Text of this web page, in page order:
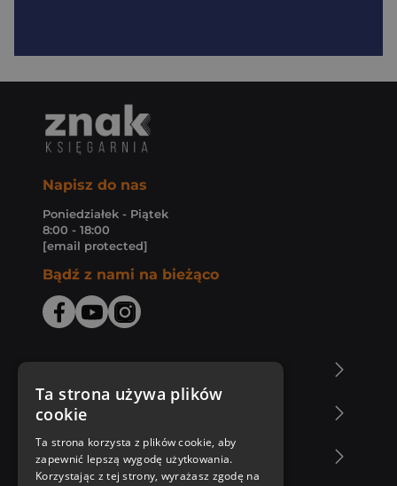
Napisz do nas
Poniedziałek - Piątek
8:00 - 18:00
[email protected]
Bądź z nami na bieżąco
Zakupy u nas
Nasza oferta
Ta strona używa plików
cookie
Ta strona korzysta z plików cookie, aby
zapewnić lepszą wygodę użytkowania.
Korzystając z tej strony, wyrażasz zgodę na